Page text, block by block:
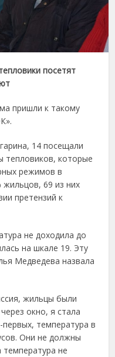
посетят
пришли к такому
14 посещали
тепловиков, которые
режимов в
жильцов, 69 из них
претензий к
не доходила до
на шкале 19. Эту
Медведева назвала
жильцы были
окно, я стала
температура в
Они не должны
не